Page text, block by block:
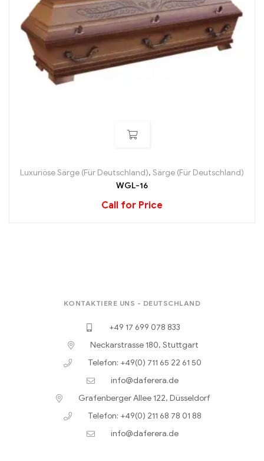
Luxuriöse Särge (Für Deutschland), Särge (Für Deutschland)
WGL-16
Call for Price
KONTAKTIERE UNS - DEUTSCHLAND
+49 17 699 078 833
Neckarstrasse 180, Stuttgart
Telefon: +49(0) 711 65 22 61 50
info@daferera.de
Grafenberger Allee 122, Düsseldorf
Telefon: +49(0) 211 68 78 01 88
info@daferera.de